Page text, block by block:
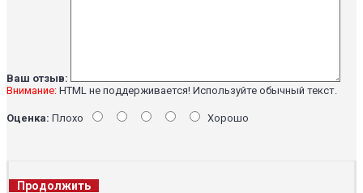
Ваш отзыв:
Внимание: HTML не поддерживается! Используйте обычный текст.
Оценка: Плохо Хорошо
Продолжить